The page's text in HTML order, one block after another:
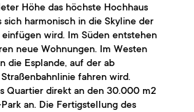
Höhe das höchste Hochhaus
sich harmonisch in die Skyline der
einfügen wird. Im Süden entstehen
neue Wohnungen. Im Westen
die Esplande, auf der ab
fahren wird.
Quartier direkt an den 30.000 m2
an. Die Fertigstellung des